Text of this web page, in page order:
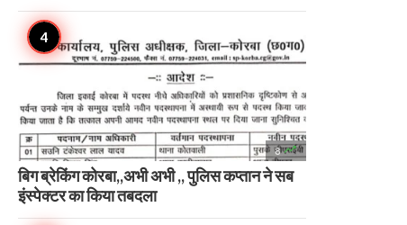
8 
बिग ब्रेकिंग कोरबा,,अभी अभी ,, पुलिस कप्तान ने सब
इंस्पेक्टर का किया तबदला